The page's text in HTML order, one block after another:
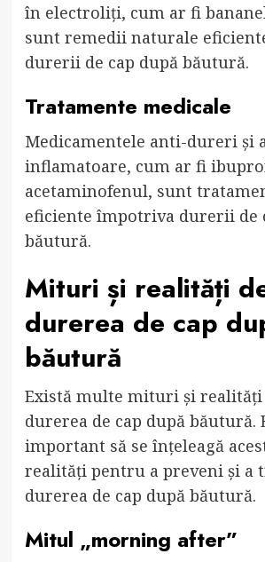
în electroliți, cum ar fi
sunt remedii naturale
durerii de cap după băutură.
Tratamente medicale
Medicamentele anti-dureri și
inflamatoare, cum ar fi
acetaminofenul, sunt
eficiente împotriva durerii de
băutură.
Mituri și realități
durerea de cap
băutură
Există multe mituri și realități
durerea de cap după băutură.
important să se înțeleagă
realități pentru a preveni și a
durerea de cap după băutură.
Mitul „morning after”